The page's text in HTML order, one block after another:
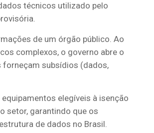
técnicos utilizado pelo
de um órgão público. Ao
complexos, o governo abre o
forneçam subsídios (dados,
elegíveis à isenção
setor, garantindo que os
de dados no Brasil.